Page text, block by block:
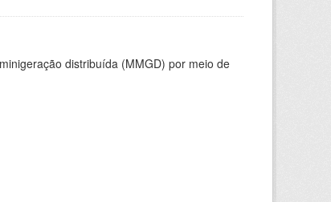
distribuída (MMGD) por meio de